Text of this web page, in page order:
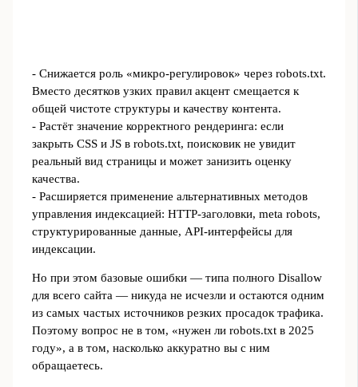
- Снижается роль «микро‑регулировок» через robots.txt.
Вместо десятков узких правил акцент смещается к
общей чистоте структуры и качеству контента.
- Растёт значение корректного рендеринга: если
закрыть CSS и JS в robots.txt, поисковик не увидит
реальный вид страницы и может занизить оценку
качества.
- Расширяется применение альтернативных методов
управления индексацией: HTTP‑заголовки, meta robots,
структурированные данные, API‑интерфейсы для
индексации.
Но при этом базовые ошибки — типа полного Disallow
для всего сайта — никуда не исчезли и остаются одним
из самых частых источников резких просадок трафика.
Поэтому вопрос не в том, «нужен ли robots.txt в 2025
году», а в том, насколько аккуратно вы с ним
обращаетесь.